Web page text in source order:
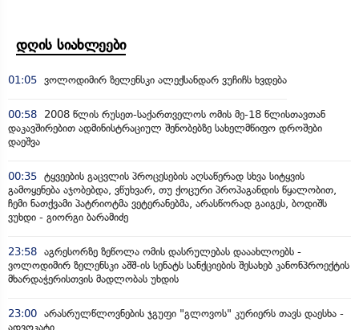
დღის სიახლეები
01:05 ვოლოდიმირ ზელენსკი ალექსანდარ ვუჩიჩს ხვდება
00:58
2008 წლის რუსეთ-საქართველოს ომის მე-18 წლისთავთან
დაკავშირებით ადმინისტრაციულ შენობებზე სახელმწიფო დროშები
დაეშვა
00:35 ტყვეების გაცვლის პროცესების აღსაწერად სხვა სიტყვის
გამოყენება აჯობებდა, ვწუხვარ, თუ ქოცური პროპაგანდის წყალობით,
ჩემი ნათქვამი პატრიოტმა ვეტერანებმა, არასწორად გაიგეს, ბოდიშს
ვუხდი - გიორგი ბარამიძე
23:58 აგრესორზე ზეწოლა ომის დასრულებას დააახლოებს -
ვოლოდიმირ ზელენსკი აშშ-ის სენატს სანქციების შესახებ კანონპროექტის
მხარდაჭერისთვის მადლობას უხდის
23:00 არასრულწლოვნების ჯგუფი "გლოვოს" კურიერს თავს დაესხა -
ადვოკატი